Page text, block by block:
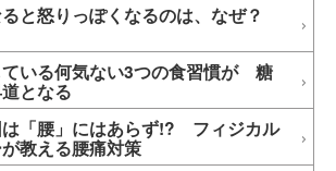
と怒りっぽくなるのは、なぜ？
ている何気ない3つの食習慣が 糖
となる
は「腰」にはあらず!? フィジカル
が教える腰痛対策